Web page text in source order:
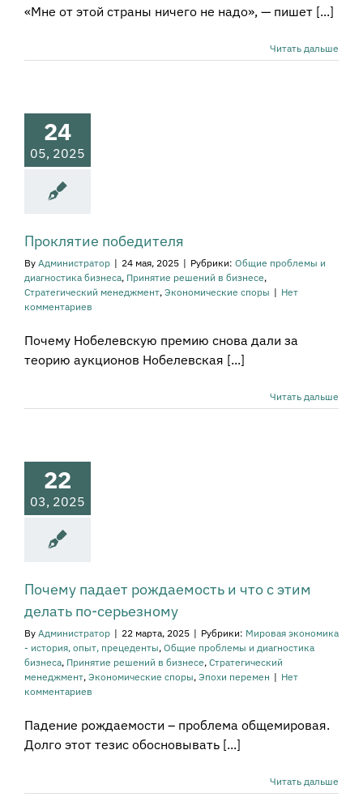
«Мне от этой страны ничего не надо», — пишет [...]
Читать дальше
24
05, 2025
бизнеса
решений в
Стратегический
споры
Проклятие победителя
By Администратор | 24 мая, 2025 | Рубрики: Общие проблемы и
диагностика бизнеса, Принятие решений в бизнесе,
Стратегический менеджмент, Экономические споры | Нет
комментариев
Почему Нобелевскую премию снова дали за
теорию аукционов Нобелевская [...]
Читать дальше
22
03, 2025
падает
экономика -
опыт,
Общие
и диагностика
Принятие
в бизнесе
перемен
Почему падает рождаемость и что с этим
делать по-серьезному
By Администратор | 22 марта, 2025 | Рубрики: Мировая экономика
- история, опыт, прецеденты, Общие проблемы и диагностика
бизнеса, Принятие решений в бизнесе, Стратегический
менеджмент, Экономические споры, Эпохи перемен | Нет
комментариев
Падение рождаемости – проблема общемировая.
Долго этот тезис обосновывать [...]
Читать дальше